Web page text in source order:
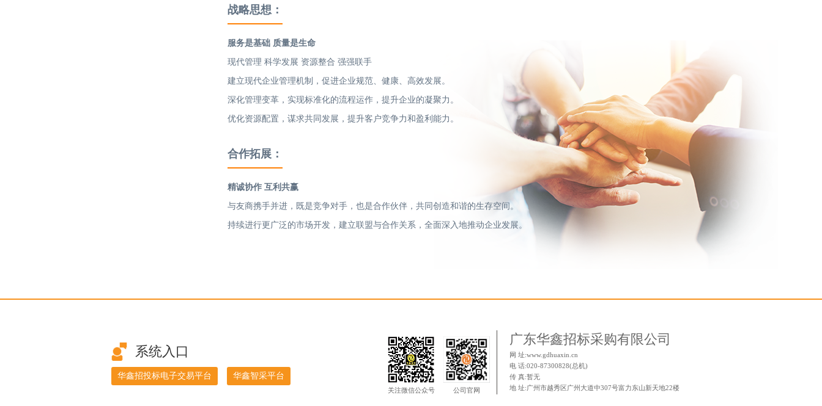
战略思想：
服务是基础 质量是生命
现代管理 科学发展 资源整合 强强联手
建立现代企业管理机制，促进企业规范、健康、高效发展。
深化管理变革，实现标准化的流程运作，提升企业的凝聚力。
优化资源配置，谋求共同发展，提升客户竞争力和盈利能力。
合作拓展：
精诚协作 互利共赢
与友商携手并进，既是竞争对手，也是合作伙伴，共同创造和谐的生存空间。
持续进行更广泛的市场开发，建立联盟与合作关系，全面深入地推动企业发展。
系统入口
华鑫招投标电子交易平台 华鑫智采平台
关注微信公众号 公司官网
广东华鑫招标采购有限公司
网 址:www.gdhuaxin.cn
电 话:020-87300828(总机)
传 真:暂无
地 址:广州市越秀区广州大道中307号富力东山新天地22楼